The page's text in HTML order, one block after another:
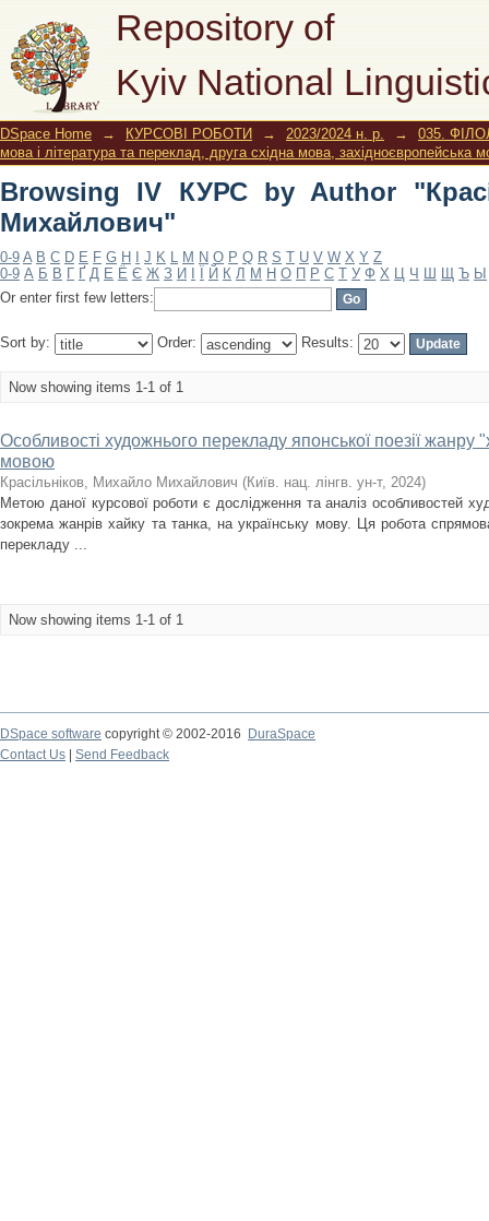
Repository of
Kyiv National
Browsing IV КУРС by Author
DSpace Home → КУРСОВІ РОБОТИ → 2023/2024 н. р. →
035.
мова і література та переклад, друга східна мова, західноєвропейська
Browsing IV КУРС by Author
Михайлович"
0-9 A B C D E F G H J K L M N O P Q R S T U V W X Y Z
0-9 А Б В Г Ґ Д Е Ё Є Ж З И Й К Л М Н О П Р С Т У Ф Х Ц Ч Ш Щ Ъ Ы
Or enter first few letters:
Sort by: Order: Results:
Now showing items 1-1 of 1
Особливості художнього перекладу японської поезії жанру
мовою
Красільніков, Михайло Михайлович (Київ. нац. лінгв. ун-т, 2024)
Метою даної курсової роботи є дослідження та аналіз особливостей
зокрема жанрів хайку та танка, на українську мову. Ця робота
перекладу ...
Now showing items 1-1 of 1
DSpace software copyright © 2002-2016
DuraSpace
Contact Us
Send Feedback